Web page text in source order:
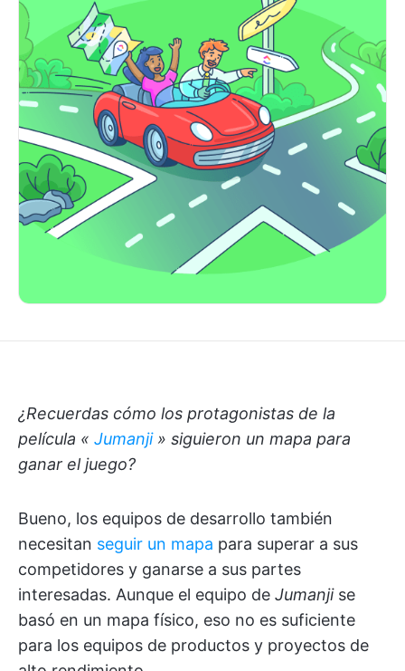
¿Recuerdas cómo los protagonistas de la
película « Jumanji » siguieron un mapa para
ganar el juego?
Bueno, los equipos de desarrollo también
necesitan seguir un mapa para superar a sus
competidores y ganarse a sus partes
interesadas. Aunque el equipo de Jumanjise
basó en un mapa físico, eso no es suficiente
para los equipos de productos y proyectos de